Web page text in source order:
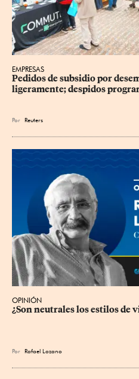
EMPRESAS
Pedidos de subsidio por
ligeramente; despidos
Por Reuters
OPINIÓN
¿Son neutrales los estilos de
Por Rafael Lozano